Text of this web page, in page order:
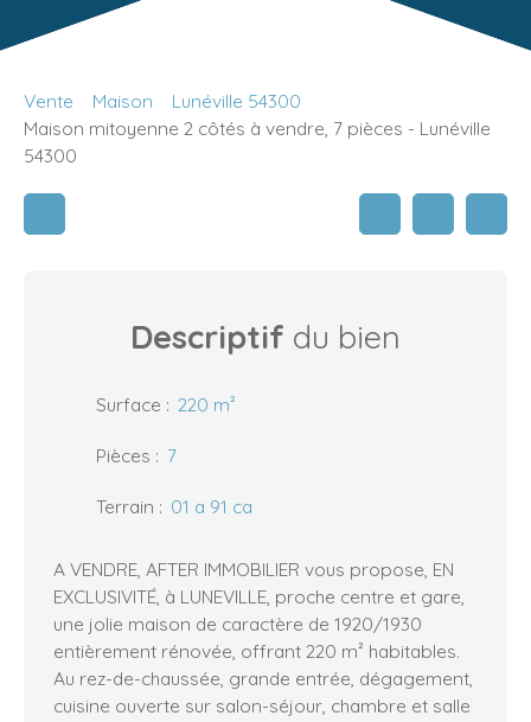
Vente Maison
Lunéville 54300
Maison mitoyenne 2 côtés à vendre, 7 pièces - Lunéville
54300
Descriptif du bien
Surface : 220 m²
Pièces : 7
Terrain : 01 a 91 ca
A VENDRE, AFTER IMMOBILIER vous propose, EN
EXCLUSIVITÉ, à LUNEVILLE, proche centre et gare,
une jolie maison de caractère de 1920/1930
entièrement rénovée, offrant 220 m² habitables.
Au rez-de-chaussée, grande entrée, dégagement,
cuisine ouverte sur salon-séjour, chambre et salle